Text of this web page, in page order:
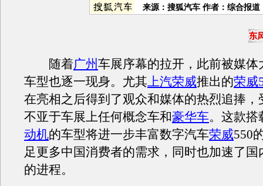
来源：搜狐汽车 作者：综合报道
随着广州车展序幕的拉开，此前被媒体
车型也逐一现身。尤其上汽荣威推出的荣威
在亮相之后得到了观众和媒体的热烈追捧，
不亚于车展上任何概念车和豪华车。这款搭
动机的车型将进一步丰富数字汽车荣威550
足更多中国消费者的需求，同时也加速了国
的进程。